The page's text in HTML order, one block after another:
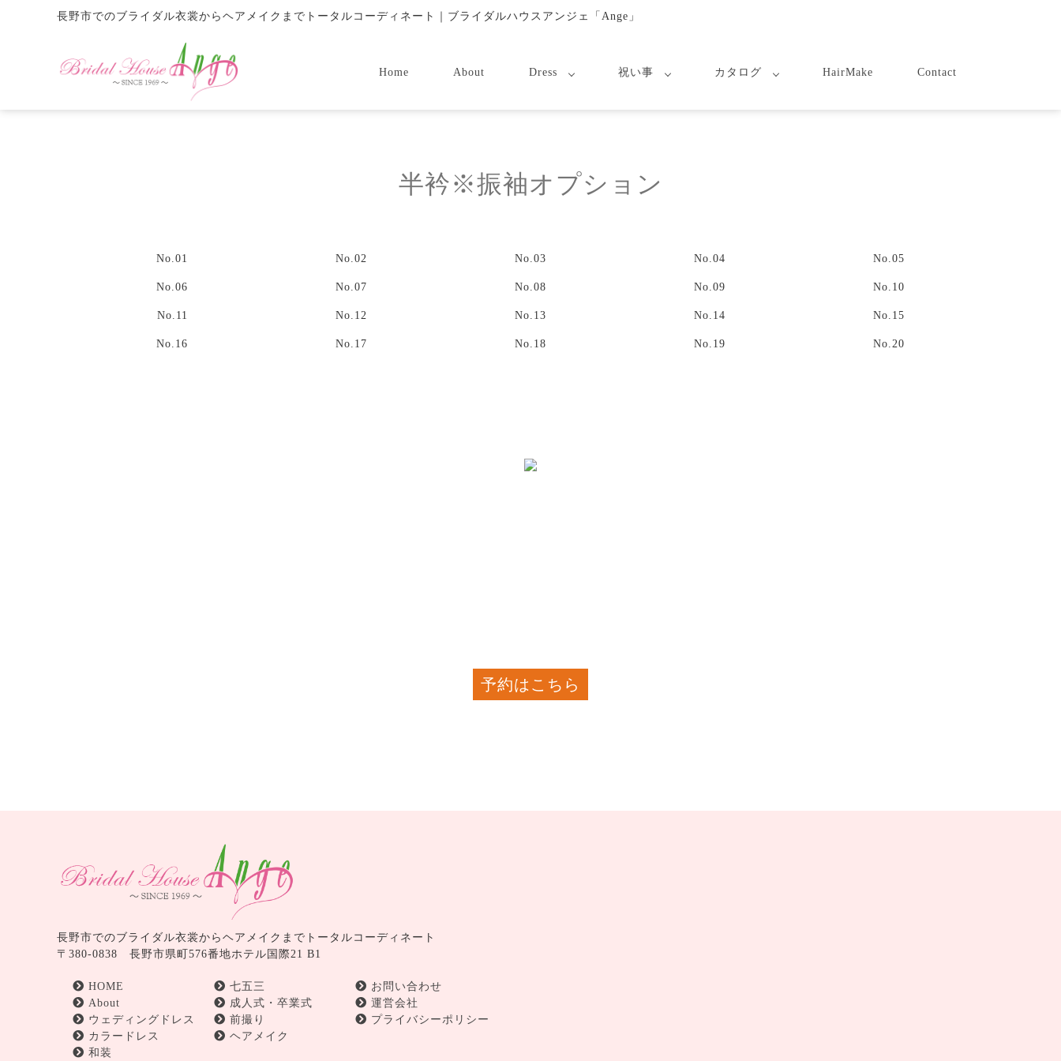
長野市でのブライダル衣裳からヘアメイクまでトータルコーディネート｜ブライダルハウスアンジェ「Ange」
Home About Dress 祝い事 カタログ HairMake Contact
半衿※振袖オプション
No.01 No.02 No.03 No.04 No.05
No.06 No.07 No.08 No.09 No.10
No.11 No.12 No.13 No.14 No.15
No.16 No.17 No.18 No.19 No.20
予約はこちら
長野市でのブライダル衣裳からヘアメイクまでトータルコーディネート
〒380-0838 長野市県町576番地ホテル国際21 B1
HOME
About
ウェディングドレス
カラードレス
和装
七五三
成人式・卒業式
前撮り
ヘアメイク
お問い合わせ
運営会社
プライバシーポリシー